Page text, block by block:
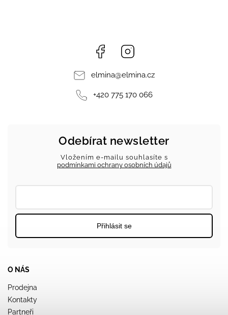
Facebook
elmina@elmina.cz
+420 775 170 066
O NÁS
Prodejna
Kontakty
Partneři
Odebírat newsletter
Vložením e-mailu souhlasíte s
podmínkami ochrany osobních údajů
Přihlásit se